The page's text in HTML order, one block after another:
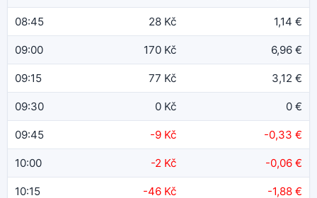
08:45 28 Kč 1,14 €
09:00 170 Kč 6,96 €
09:15 77 Kč 3,12 €
09:30 0 Kč 0 €
09:45 -9 Kč -0,33 €
10:00 -2 Kč -0,06 €
10:15 -46 Kč -1,88 €